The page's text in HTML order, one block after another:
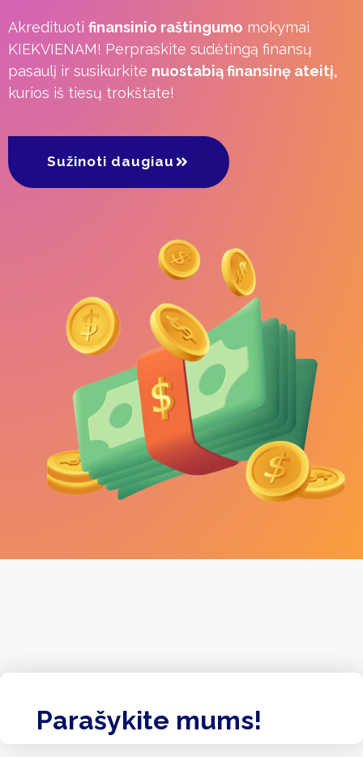
Akredituoti finansinio raštingumo mokymai
KIEKVIENAM! Perpraskite sudėtingą finansų
pasaulį ir susikurkite nuostabią finansinę ateitį,
kurios iš tiesų trokštate!
Sužinoti daugiau
Parašykite mums!